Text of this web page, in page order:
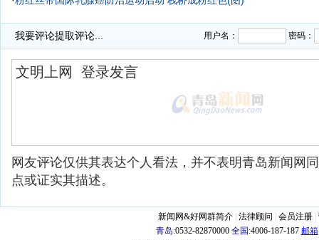
关爱女性健康 青岛乳腺大型公益普查
·
我要评论提取评论... 用户名： 密码：
网友评论仅供其表达个人看法，并不表明青岛新闻网
点或证实其描述。